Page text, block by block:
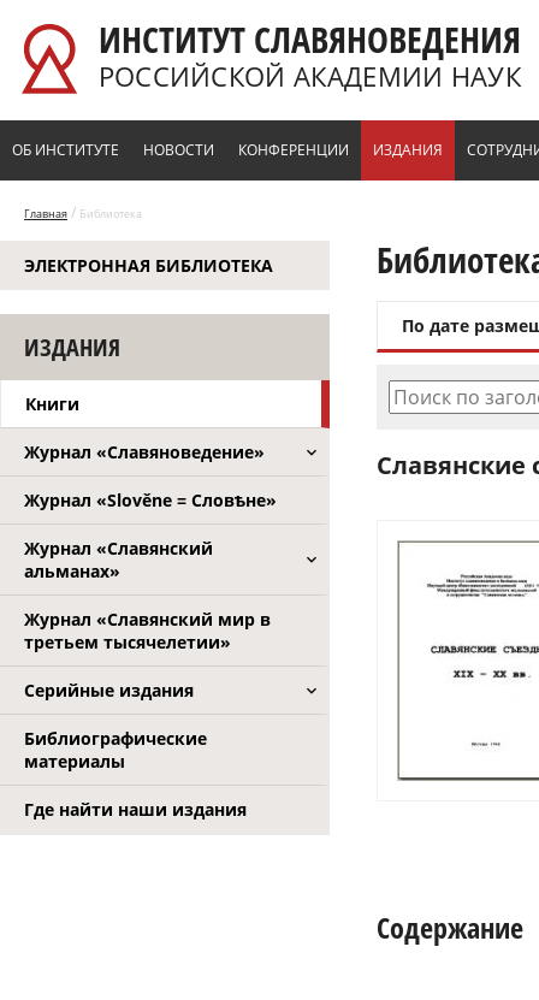
ИНСТИТУТ СЛАВЯНОВЕДЕНИЯ
РОССИЙСКОЙ АКАДЕМИИ НАУК
ОБ ИНСТИТУТЕ НОВОСТИ КОНФЕРЕНЦИИ ИЗДАНИЯ
Главная / Библиотека
ЭЛЕКТРОННАЯ БИБЛИОТЕКА
ИЗДАНИЯ
Книги
Журнал «Славяноведение»
Журнал «Slověne = Словѣне»
Журнал «Славянский
альманах»
Журнал «Славянский мир в
третьем тысячелетии»
Серийные издания
Библиографические
материалы
Где найти наши издания
По дате
Поиск по
Славянские
Содержание